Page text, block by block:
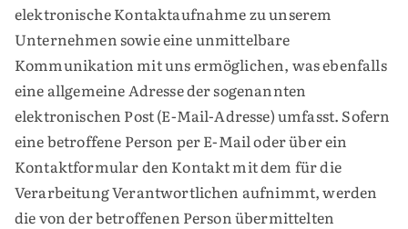
elektronische Kontaktaufnahme zu unserem
Unternehmen sowie eine unmittelbare
Kommunikation mit uns ermöglichen, was ebenfalls
eine allgemeine Adresse der sogenannten
elektronischen Post (E-Mail-Adresse) umfasst. Sofern
eine betroffene Person per E-Mail oder über ein
Kontaktformular den Kontakt mit dem für die
Verarbeitung Verantwortlichen aufnimmt, werden
die von der betroffenen Person übermittelten